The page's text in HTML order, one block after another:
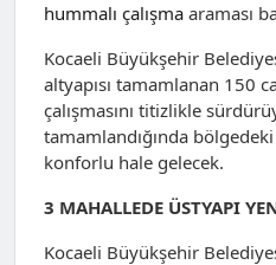
hummalı çalışma araması
Kocaeli Büyükşehir
altyapısı tamamlanan 150
çalışmasını titizlikle
tamamlandığında
konforlu hale gelecek.
3 MAHALLEDE ÜSTYAPI
Kocaeli Büyükşehir